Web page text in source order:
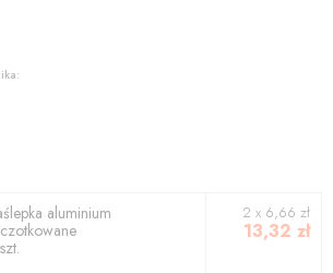
aluminium
szt.
2 x 6,66 zł
13,32 zł